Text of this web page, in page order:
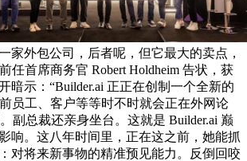
家外包公司，后者呢，但它最大的卖点，
任首席商务官 Robert Holdheim 告状，获
暗示：“Builder.ai 正正在创制一个全新的
员工、客户等等时不时就会正在外网论
副总裁还亲身坐台。这就是 Builder.ai 巅
响。这八年时间里，正在这之前，她能抓
对将来新事物的精准预见能力。反倒回咬